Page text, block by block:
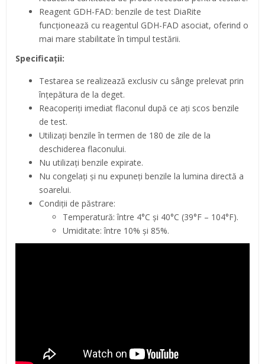
Reagent GDH-FAD: benzile de test DiaRite
funcționează cu reagentul GDH-FAD asociat, oferind o
mai mare stabilitate în timpul testării.
Specificații:
Testarea se realizează exclusiv cu sânge prelevat prin
înțepătura de la deget.
Reacoperiți imediat flaconul după ce ați scos benzile
de test.
Utilizați benzile în termen de 180 de zile de la
deschiderea flaconului.
Nu utilizați benzile expirate.
Nu congelați și nu expuneți benzile la lumina directă a
soarelui.
Condiții de păstrare:
Temperatură: între 4°C și 40°C (39°F – 104°F).
Umiditate: între 10% și 85%.